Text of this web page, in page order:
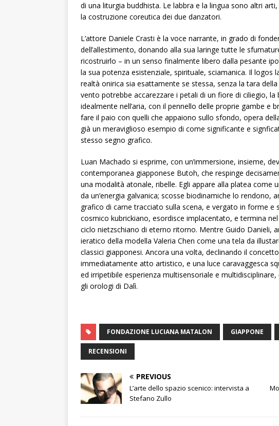
di una liturgia buddhista. Le labbra e la lingua sono altri
la costruzione coreutica dei due danzatori.
L’attore Daniele Crasti è la voce narrante, in grado di
dell’allestimento, donando alla sua laringe tutte le
ricostruirlo – in un senso finalmente libero dalla pesante
la sua potenza esistenziale, spirituale, sciamanica. Il logos
realtà onirica sia esattamente se stessa, senza la tara
vento potrebbe accarezzare i petali di un fiore di ciliegio, la
idealmente nell’aria, con il pennello delle proprie gambe e
fare il paio con quelli che appaiono sullo sfondo, opera
già un meraviglioso esempio di come significante e
stesso segno grafico.
Luan Machado si esprime, con un’immersione, insieme,
contemporanea giapponese Butoh, che respinge
una modalità atonale, ribelle. Egli appare alla platea come
da un’energia galvanica; scosse biodinamiche lo rendono,
grafico di carne tracciato sulla scena, e vergato in forme
cosmico kubrickiano, esordisce implacentato, e termina
ciclo nietzschiano di eterno ritorno. Mentre Guido Danieli,
ieratico della modella Valeria Chen come una tela da
classici giapponesi. Ancora una volta, declinando il
immediatamente atto artistico, e una luce caravaggesca
ed irripetibile esperienza multisensoriale e
gli orologi di Dalì.
FONDAZIONE LUCIANA MATALON GIAPPONE
RECENSIONI
PREVIOUS
L’arte dello spazio scenico: intervista a
Stefano Zullo